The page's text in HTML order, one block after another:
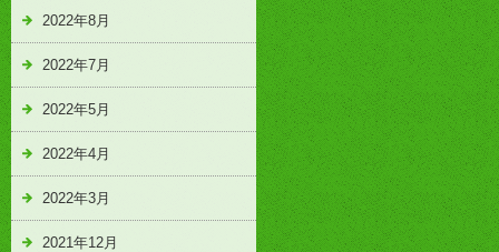
2022年8月
2022年7月
2022年5月
2022年4月
2022年3月
2021年12月